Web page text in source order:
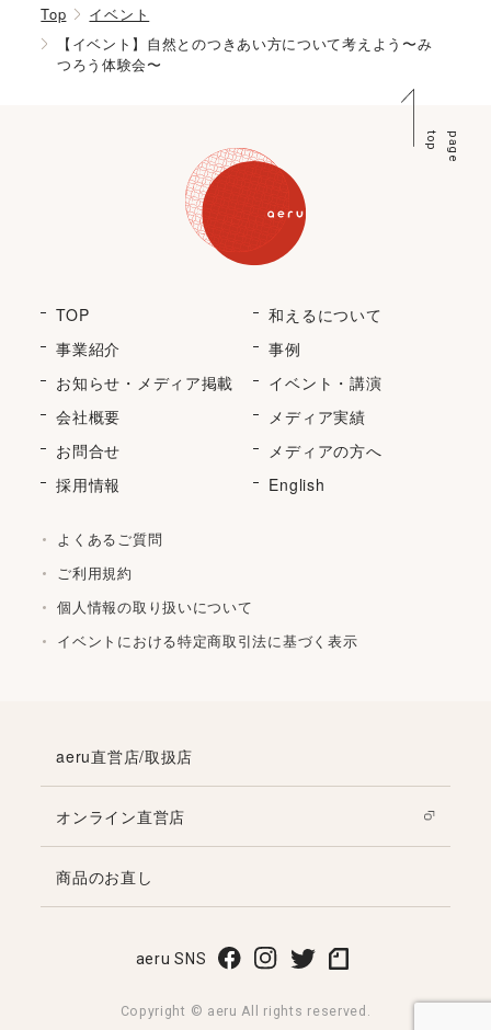
Top
イベント
【イベント】自然とのつきあい方について考えよう〜み
つろう体験会〜
p
a
g
e
t
o
p
TOP
和えるについて
事業紹介
事例
お知らせ・メディア掲載
イベント・講演
会社概要
メディア実績
お問合せ
メディアの方へ
採用情報
English
よくあるご質問
ご利用規約
個人情報の取り扱いについて
イベントにおける特定商取引法に基づく表示
aeru直営店/取扱店
オンライン直営店
商品のお直し
aeru SNS
Copyright © aeru All rights reserved.